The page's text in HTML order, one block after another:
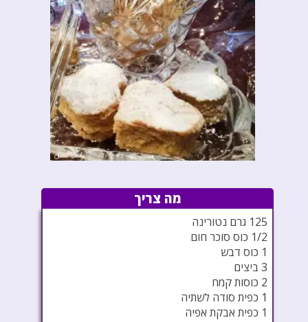
מה צריך
125 גרם נטורינה
1/2 כוס סוכר חום
1 כוס דבש
3 ביצים
2 כוסות קמח
1 כפית סודה לשתיה
1 כפית אבקת אפיה